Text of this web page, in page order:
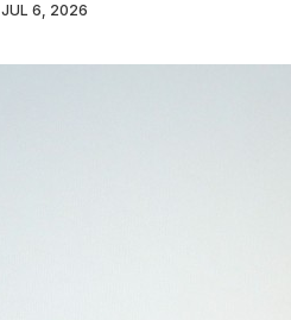
JUL 6, 2026